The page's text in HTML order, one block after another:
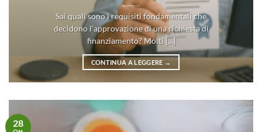
Sai quali sono i requisiti fondamentali che
decidono l’approvazione di una richiesta di
finanziamento? Molti [...]
CONTINUA A LEGGERE →
28